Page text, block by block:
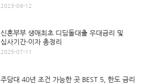
2023-09-12
신혼부부 생애최초 디딤돌대출 우대금리 및
심사기간·이자 총정리
2025-07-11
주담대 40년 조건 가능한 곳 BEST 5, 한도 금리